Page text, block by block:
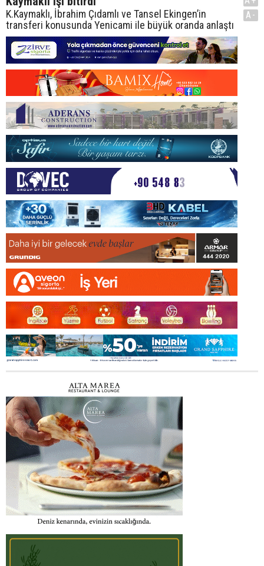
K.Kaymaklı, İbrahim Çıdamlı ve Tansel Ekingen’in
transferi konusunda Yenicami ile büyük oranda anlaştı
A-